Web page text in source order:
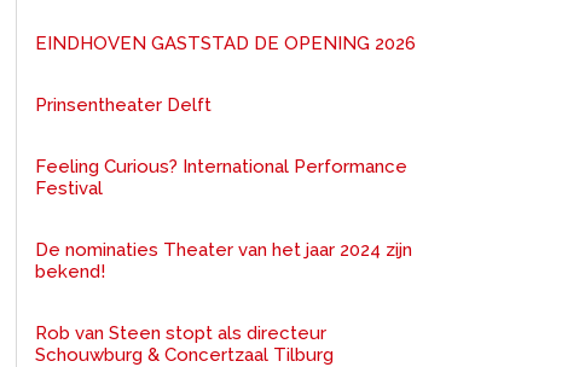
EINDHOVEN GASTSTAD DE OPENING 2026
Prinsentheater Delft
Feeling Curious? International Performance
Festival
De nominaties Theater van het jaar 2024 zijn
bekend!
Rob van Steen stopt als directeur
Schouwburg & Concertzaal Tilburg